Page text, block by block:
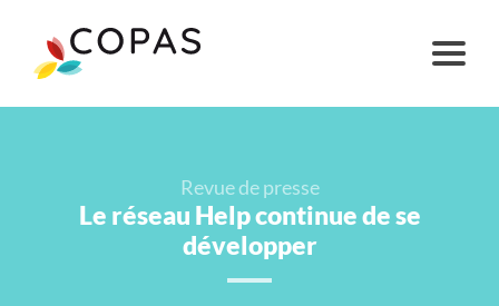
Revue de presse
Le réseau Help continue de se
développer